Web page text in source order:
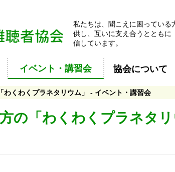
私たちは、聞こえに困っている
供し、互いに支え合うとともに
信しています。
イベント・講習会 協会について
わくわくプラネタリウム」 - イベント・講習会
の「わくわくプラネタ